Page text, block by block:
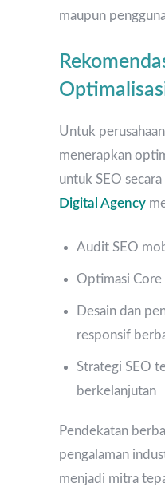
maupun
Untuk
menerapkan
untuk SEO
Digital Agency
Audit SEO
Optimasi
Desain dan
responsif
Strategi SEO
berkelanjutan
Pendekatan
pengalaman
menjadi mitra